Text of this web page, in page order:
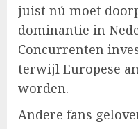
juist nú moet
dominantie in
Concurrenten
terwijl Europese
worden.
Andere fans